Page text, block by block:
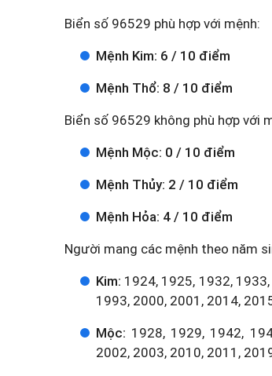
Biển số 96529 phù hợp với mệnh:
Mệnh Kim: 6 / 10 điểm
Mệnh Thổ: 8 / 10 điểm
Biển số 96529 không phù hợp với
Mệnh Mộc: 0 / 10 điểm
Mệnh Thủy: 2 / 10 điểm
Mệnh Hỏa: 4 / 10 điểm
Người mang các mệnh theo năm
Kim: 1924, 1925, 1932,
1993, 2000, 2001, 2014,
Mộc: 1928, 1929, 1942,
2002, 2003, 2010, 2011,